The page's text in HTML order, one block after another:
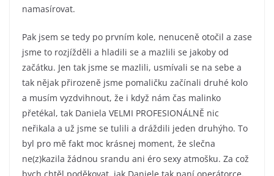
namasírovat.
Pak jsem se tedy po prvním kole, nenuceně otočil a zase
jsme to rozjížděli a hladili se a mazlili se jakoby od
začátku. Jen tak jsme se mazlili, usmívali se na sebe a
tak nějak přirozeně jsme pomaličku začínali druhé kolo
a musím vyzdvihnout, že i když nám čas malinko
přetékal, tak Daniela VELMI PROFESIONÁLNĚ nic
neřikala a už jsme se tulili a dráždili jeden druhýho. To
byl pro mě fakt moc krásnej moment, že slečna
ne(z)kazila žádnou srandu ani éro sexy atmošku. Za což